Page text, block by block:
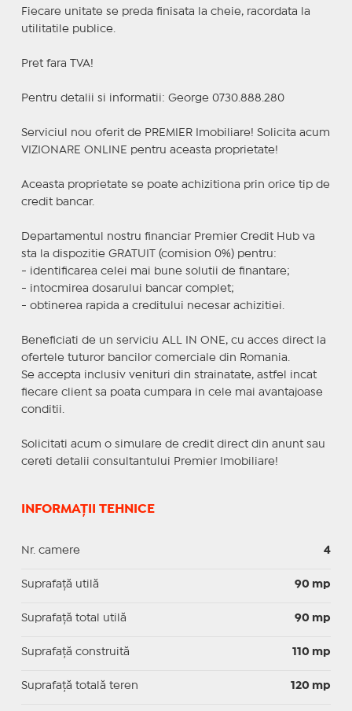
Fiecare unitate se preda finisata la cheie, racordata la
utilitatile publice.
Pret fara TVA!
Pentru detalii si informatii: George 0730.888.280
Serviciul nou oferit de PREMIER Imobiliare! Solicita acum
VIZIONARE ONLINE pentru aceasta proprietate!
Aceasta proprietate se poate achizitiona prin orice tip de
credit bancar.
Departamentul nostru financiar Premier Credit Hub va
sta la dispozitie GRATUIT (comision 0%) pentru:
- identificarea celei mai bune solutii de finantare;
- intocmirea dosarului bancar complet;
- obtinerea rapida a creditului necesar achizitiei.
Beneficiati de un serviciu ALL IN ONE, cu acces direct la
ofertele tuturor bancilor comerciale din Romania.
Se accepta inclusiv venituri din strainatate, astfel incat
fiecare client sa poata cumpara in cele mai avantajoase
conditii.
Solicitati acum o simulare de credit direct din anunt sau
cereti detalii consultantului Premier Imobiliare!
INFORMAȚII TEHNICE
Nr. camere 4
Suprafaţă utilă 90 mp
Suprafaţă total utilă 90 mp
Suprafaţă construită 110 mp
Suprafață totală teren 120 mp